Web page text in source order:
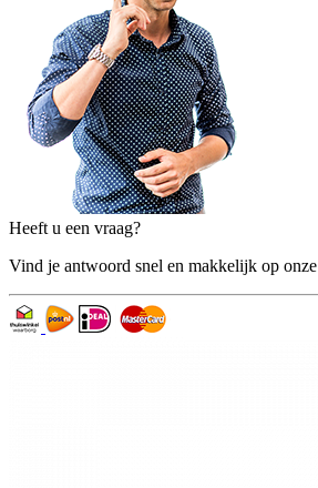
Heeft u een vraag?
Vind je antwoord snel en makkelijk op onze